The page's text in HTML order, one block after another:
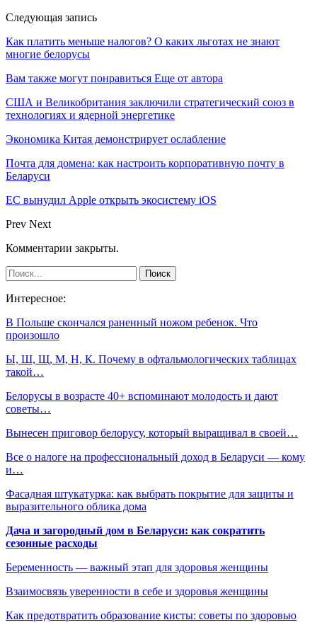
Следующая запись
Как платить меньше налогов? О каких льготах не знают
многие белорусы
Вам также могут понравиться Еще от автора
США и Великобритания заключили стратегический союз в
технологиях и ядерной энергетике
Экономика Китая демонстрирует ослабление
Почта для домена: как настроить корпоративную почту в
Беларуси
ЕС вынудил Apple открыть экосистему iOS
Prev Next
Комментарии закрыты.
Интересное:
В Польше скончался раненный ножом ребенок. Что
произошло
Ы, Ш, Щ, М, Н, К. Почему в офтальмологических таблицах
такой…
Белорусы в возрасте 40+ вспоминают молодость и дают
советы…
Вынесен приговор белорусу, который выращивал в своей…
Все о налоге на профессиональный доход в Беларуси — кому
и…
Фасадная штукатурка: как выбрать покрытие для защиты и
выразительного облика дома
Дача и загородный дом в Беларуси: как сократить
сезонные расходы
Беременность — важный этап для здоровья женщины
Взаимосвязь уверенности в себе и здоровья женщины
Как предотвратить образование кисты: советы по здоровью